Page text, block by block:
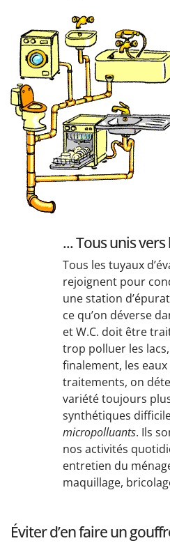
... Tous unis vers
Tous les tuyaux
rejoignent pour
une station
ce qu’on déverse
et W.C. doit être
trop polluer les
finalement, les
traitements, on
variété toujours
synthétiques
micropolluants. Ils
nos activités
entretien du
maquillage,
Éviter d’en faire un